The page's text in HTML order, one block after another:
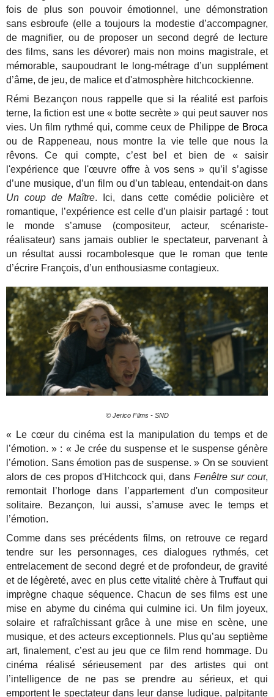
fois de plus son pouvoir émotionnel, une démonstration
sans esbroufe (elle a toujours la modestie d’accompagner,
de magnifier, ou de proposer un second degré de lecture
des films, sans les dévorer) mais non moins magistrale, et
mémorable, saupoudrant le long-métrage d’un supplément
d’âme, de jeu, de malice et d'atmosphère hitchcockienne.
Rémi Bezançon nous rappelle que si la réalité est parfois
terne, la fiction est une « botte secrète » qui peut sauver nos
vies. Un film rythmé qui, comme ceux de Philippe de Broca
ou de Rappeneau, nous montre la vie telle que nous la
rêvons. Ce qui compte, c’est bel et bien de « saisir
l'expérience que l'œuvre offre à vos sens » qu’il s’agisse
d’une musique, d’un film ou d’un tableau, entendait-on dans
Un coup de Maître. Ici, dans cette comédie policière et
romantique, l’expérience est celle d’un plaisir partagé : tout
le monde s’amuse (compositeur, acteur, scénariste-
réalisateur) sans jamais oublier le spectateur, parvenant à
un résultat aussi rocambolesque que le roman que tente
d’écrire François, d’un enthousiasme contagieux.
© Jerico Films - SND
« Le cœur du cinéma est la manipulation du temps et de
l’émotion. » : « Je crée du suspense et le suspense génère
l’émotion. Sans émotion pas de suspense. » On se souvient
alors de ces propos d'Hitchcock qui, dans Fenêtre sur cour,
remontait l’horloge dans l’appartement d'un compositeur
solitaire. Bezançon, lui aussi, s’amuse avec le temps et
l’émotion.
Comme dans ses précédents films, on retrouve ce regard
tendre sur les personnages, ces dialogues rythmés, cet
entrelacement de second degré et de profondeur, de gravité
et de légèreté, avec en plus cette vitalité chère à Truffaut qui
imprègne chaque séquence. Chacun de ses films est une
mise en abyme du cinéma qui culmine ici. Un film joyeux,
solaire et rafraîchissant grâce à une mise en scène, une
musique, et des acteurs exceptionnels. Plus qu’au septième
art, finalement, c’est au jeu que ce film rend hommage. Du
cinéma réalisé sérieusement par des artistes qui ont
l’intelligence de ne pas se prendre au sérieux, et qui
emportent le spectateur dans leur danse ludique, palpitante